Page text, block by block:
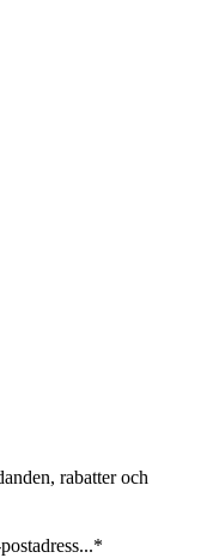
rabatter och